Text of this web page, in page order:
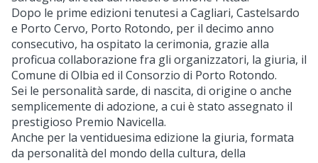
Dopo le prime edizioni tenutesi a Cagliari, Castelsardo
e Porto Cervo, Porto Rotondo, per il decimo anno
consecutivo, ha ospitato la cerimonia, grazie alla
proficua collaborazione fra gli organizzatori, la giuria, il
Comune di Olbia ed il Consorzio di Porto Rotondo.
Sei le personalità sarde, di nascita, di origine o anche
semplicemente di adozione, a cui è stato assegnato il
prestigioso Premio Navicella.
Anche per la ventiduesima edizione la giuria, formata
da personalità del mondo della cultura, della